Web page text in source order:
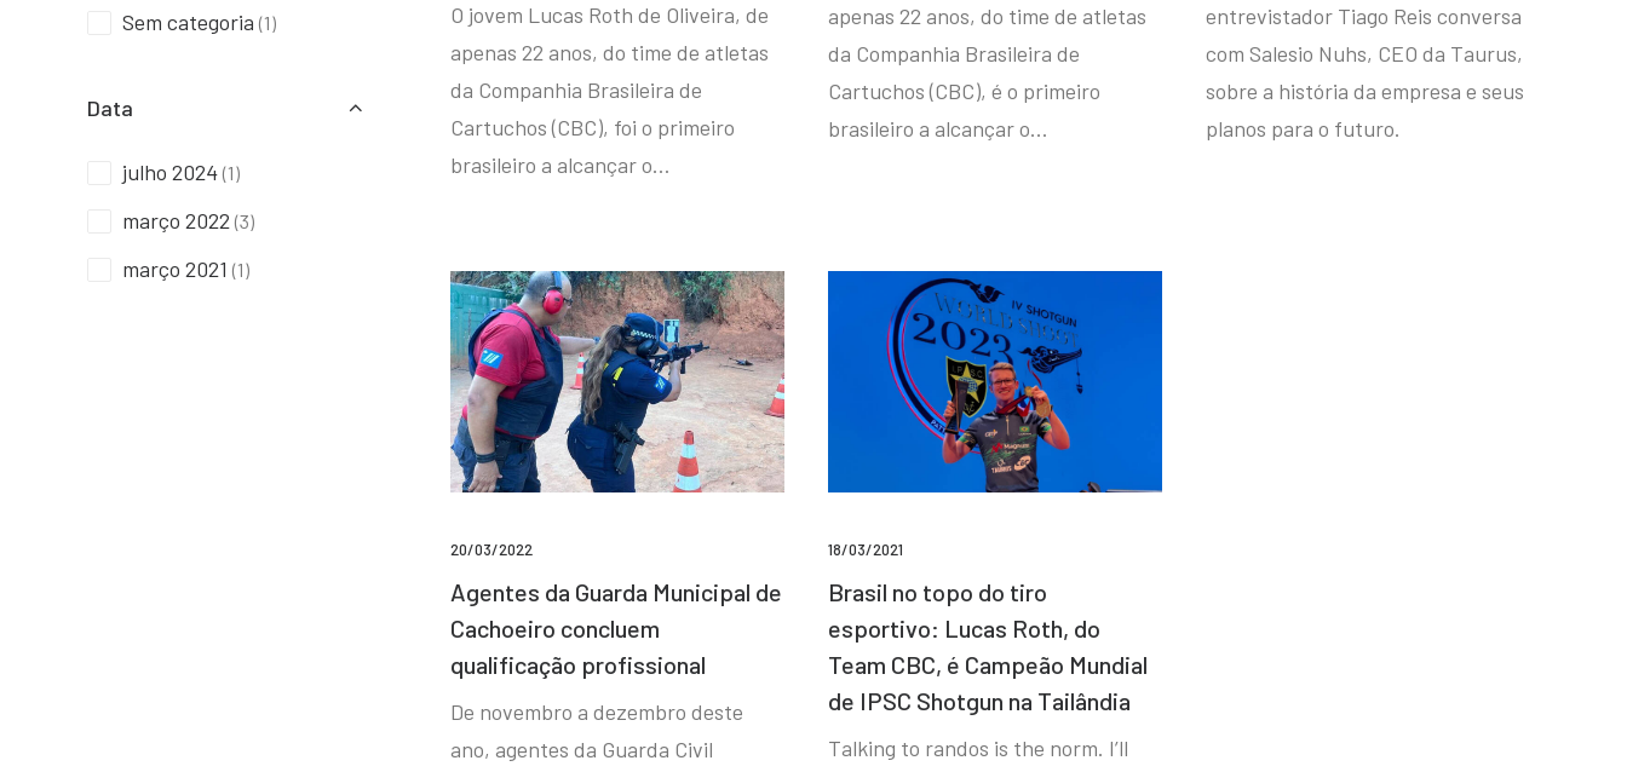
Sem categoria (1)
Data
julho 2024 (1)
março 2022 (3)
março 2021 (1)
O jovem Lucas Roth de Oliveira, de
apenas 22 anos, do time de atletas
da Companhia Brasileira de
Cartuchos (CBC), foi o primeiro
brasileiro a alcançar o…
apenas 22 anos, do time de atletas
da Companhia Brasileira de
Cartuchos (CBC), é o primeiro
brasileiro a alcançar o…
entrevistador Tiago Reis conversa
com Salesio Nuhs, CEO da Taurus,
sobre a história da empresa e seus
planos para o futuro.
20/03/2022
Agentes da Guarda Municipal de
Cachoeiro concluem
qualificação profissional
De novembro a dezembro deste
ano, agentes da Guarda Civil
18/03/2021
Brasil no topo do tiro
esportivo: Lucas Roth, do
Team CBC, é Campeão Mundial
de IPSC Shotgun na Tailândia
Talking to randos is the norm. I’ll